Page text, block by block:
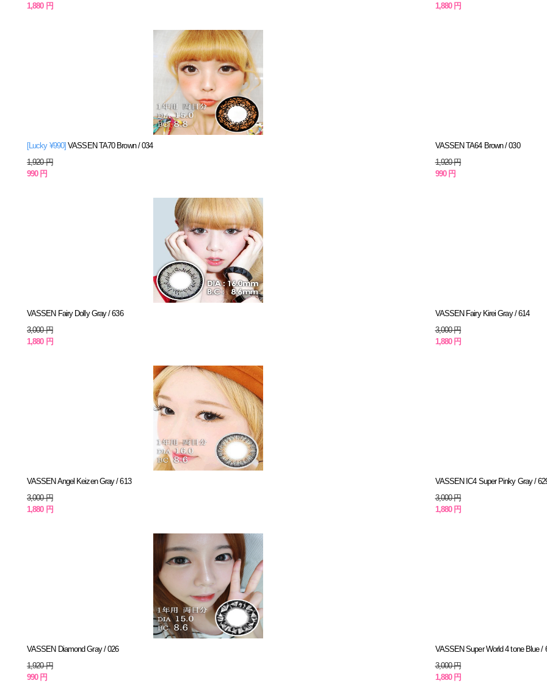
1,880 円
1,880 円
[Lucky ¥990] VASSEN TA70 Brown / 034
1,920 円
990 円
VASSEN TA64 Brown / 030
1,920 円
990 円
VASSEN Fairy Dolly Gray / 636
3,000 円
1,880 円
VASSEN Fairy Kirei Gray / 614
3,000 円
1,880 円
VASSEN Angel Keizen Gray / 613
3,000 円
1,880 円
VASSEN IC4 Super Pinky Gray /
3,000 円
1,880 円
VASSEN Diamond Gray / 026
1,920 円
990 円
VASSEN Super World 4 tone Blue /
3,000 円
1,880 円